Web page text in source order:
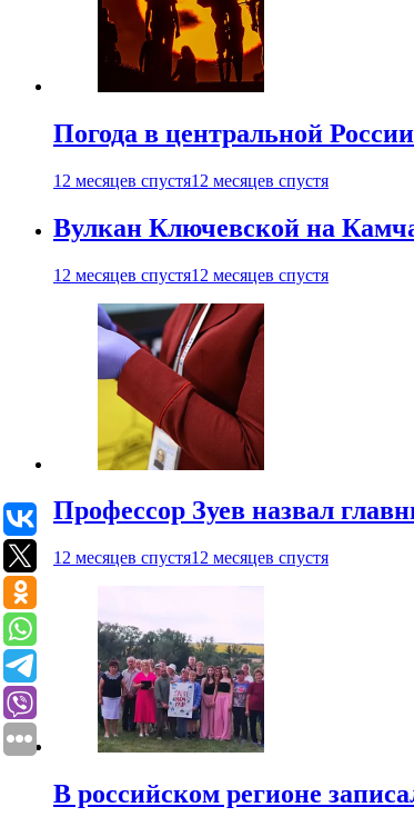
Погода в центральной
12 месяцев спустя12 месяцев спустя
Вулкан Ключевской на
12 месяцев спустя12 месяцев спустя
Профессор Зуев назвал
12 месяцев спустя12 месяцев спустя
В российском регионе